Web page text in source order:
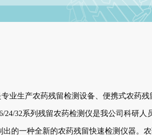
业生产农药残留检测设备、便携式农药
24/32系列残留农药检测仪是我公司科研
的一种全新的农药残留快速检测仪器。